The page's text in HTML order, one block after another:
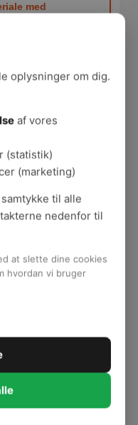
med
Forlag (køb)
for
- Bryd
vanerne
- bryd vanerne
vanerne
oplysninger om dig.
af vores
(statistik)
(marketing)
til alle
nedenfor til
at slette dine cookies
hvordan vi bruger